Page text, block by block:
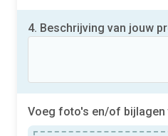
4. Beschrijving van jouw
Voeg foto's en/of bijlagen